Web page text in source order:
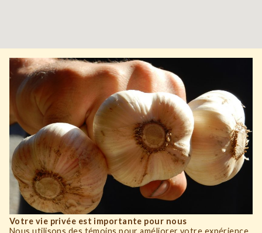
Votre vie privée est importante pour nous
Nous utilisons des témoins pour améliorer votre expérience